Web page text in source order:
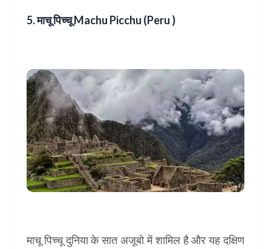
5. माचू पिच्चूMachu Picchu (Peru )
माचू पिच्चू दुनिया के सात अजूबो में शामिल है और यह दक्षिण